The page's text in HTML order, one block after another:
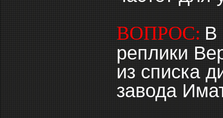
ВОПРОС: В
реплики
из списка
завода